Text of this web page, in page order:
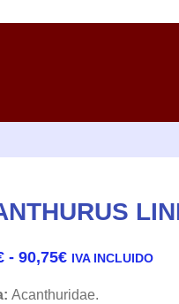
- 90,75€DE
PRECIOS:
IVA INCLUIDO
Acanthuridae.